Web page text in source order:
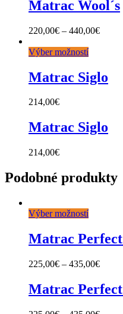
Matrac Wool´s
220,00€ – 440,00€
Výber možností
Matrac Siglo
214,00€
Matrac Siglo
214,00€
Podobné produkty
Výber možností
Matrac
225,00€ – 435,00€
Matrac